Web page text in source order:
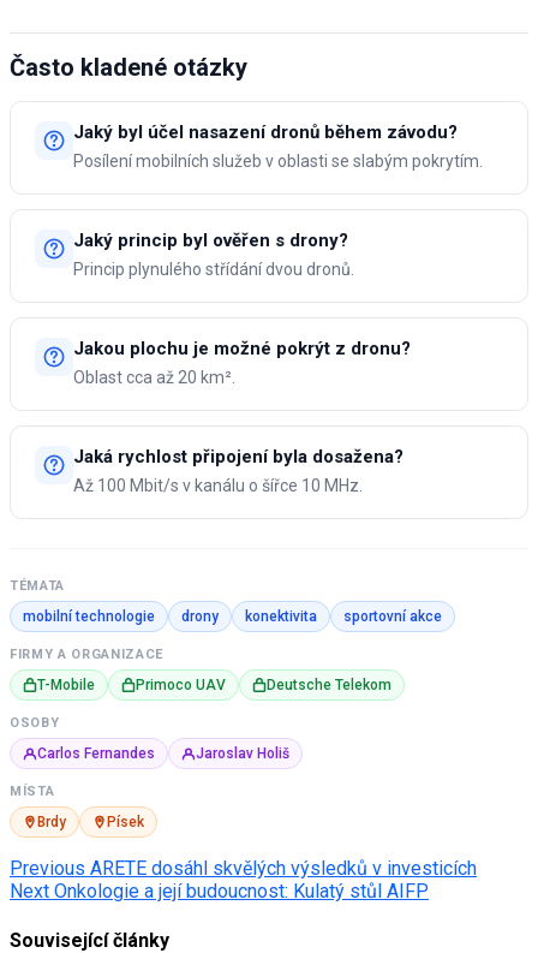
Často kladené otázky
Jaký byl účel nasazení dronů během závodu?
Posílení mobilních služeb v oblasti se slabým pokrytím.
Jaký princip byl ověřen s drony?
Princip plynulého střídání dvou dronů.
Jakou plochu je možné pokrýt z dronu?
Oblast cca až 20 km².
Jaká rychlost připojení byla dosažena?
Až 100 Mbit/s v kanálu o šířce 10 MHz.
TÉMATA
mobilní technologie drony konektivita sportovní akce
FIRMY A ORGANIZACE
T-Mobile Primoco UAV Deutsche Telekom
OSOBY
Carlos Fernandes Jaroslav Holiš
MÍSTA
Brdy Písek
Post
navigation
Previous ARETE dosáhl skvělých výsledků v investicích
Next Onkologie a její budoucnost: Kulatý stůl AIFP
Související články